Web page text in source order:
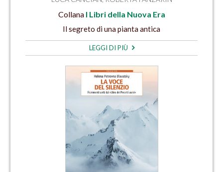
Collana I Libri della Nuova Era
Il segreto di una pianta antica
LEGGI DI PIÙ